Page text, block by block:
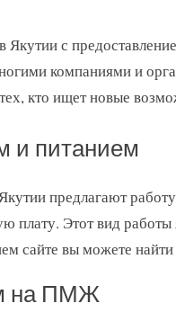
с
компаниями и
кто ищет новые
и питанием
предлагают
плату. Этот вид
сайте вы можете
на ПМЖ